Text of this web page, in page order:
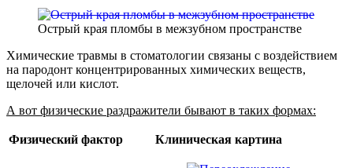
Острый края пломбы в межзубном пространстве
Химические травмы в стоматологии связаны с воздействием
на пародонт концентрированных химических веществ,
щелочей или кислот.
А вот физические раздражители бывают в таких формах:
Физический фактор Клиническая картина